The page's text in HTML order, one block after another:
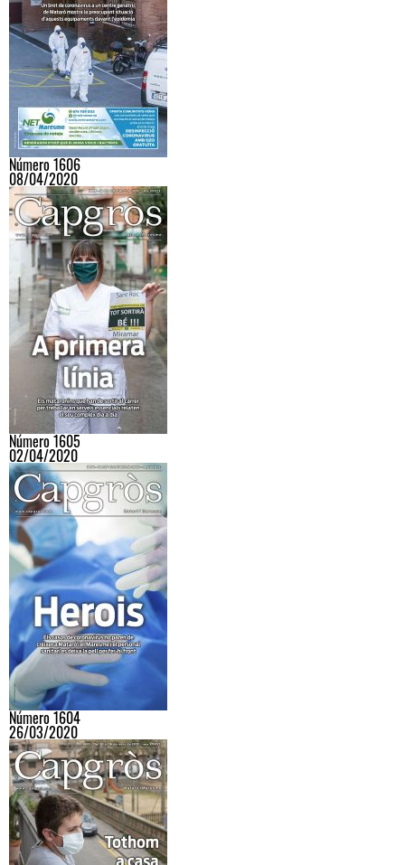
Número 1606
08/04/2020
Número 1605
02/04/2020
Número 1604
26/03/2020